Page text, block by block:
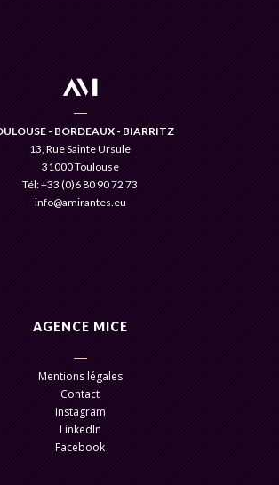
- BORDEAUX - BIARRITZ
13, Rue Sainte Ursule
31000 Toulouse
Tél: +33 (0)6 80 90 72 73
info@amirantes.eu
AGENCE MICE
Mentions légales
Contact
Instagram
LinkedIn
Facebook